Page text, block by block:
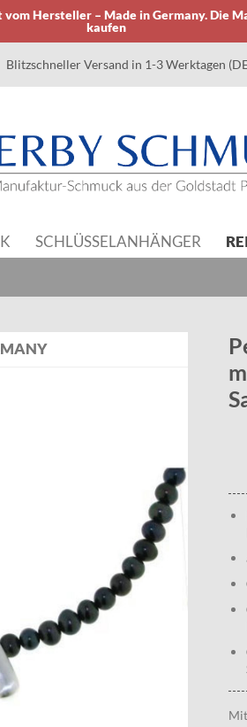
Hersteller – Made in Germany. Die
kaufen
Blitzschneller Versand in 1-3 Werktagen
SCHLÜSSELANHÄNGER